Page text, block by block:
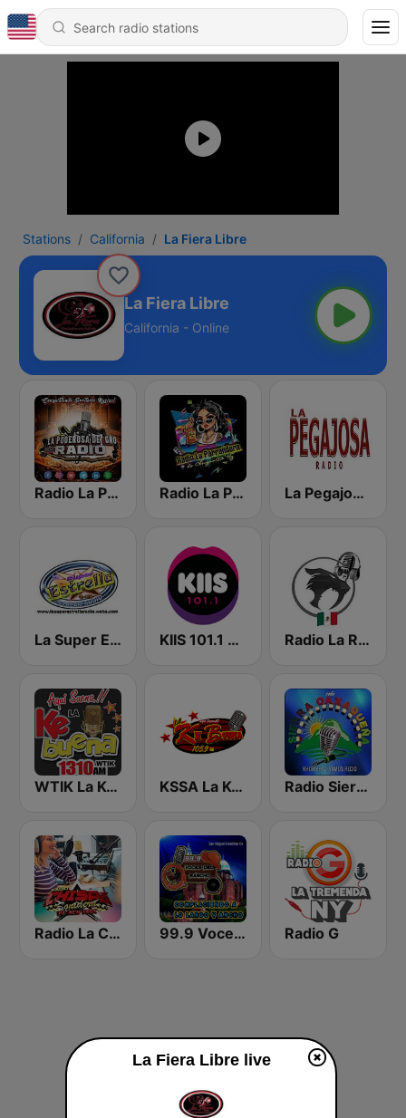
Stations California La Fiera Libre
La Fiera Libre
California - Online
Radio La Poderosa De Gro Radio La Parrandera NY La Pegajosa Radio HD
La Super Estrella Sonidera KIIS 101.1 Melbourne Radio La Rugidora
WTIK La Ke Buena 1310 KSSA La Ke Buena 105.9 Radio Sierra Oaxaqueña
Radio La Chispa Sonidera New York 99.9 Voces del Rancho Radio G
La Fiera Libre live